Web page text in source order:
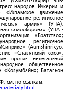
народов Ичкерии и
«Исламское движение
религиозное
армия» (УПА);
самооборона» (УНА -
«Братство»;
религиозное
(AumShinrikyo,
«Славянский союз»;
против нелегальной
общественное
«Колумбайн»; Батальон
см. по ссылкам: